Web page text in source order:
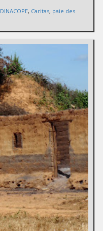
DINACOPE, Caritas, paie des